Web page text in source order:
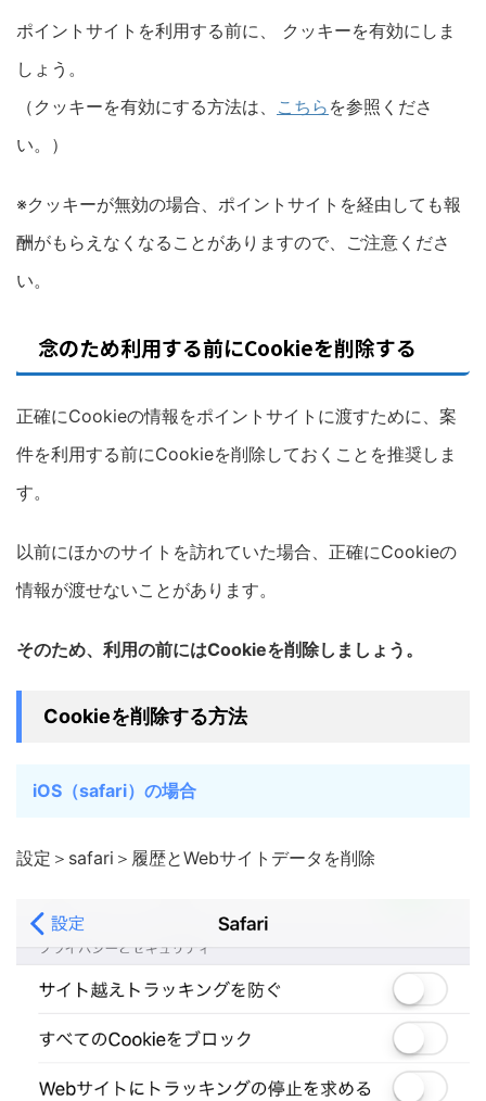
ポイントサイトを利用する前に、 クッキーを有効にしま
しょう。
（クッキーを有効にする方法は、 こちら を参照くださ
い。）
※クッキーが無効の場合、ポイントサイトを経由しても報
酬がもらえなくなることがありますので、ご注意くださ
い。
念のため利用する前にCookieを削除する
正確にCookieの情報をポイントサイトに渡すために、案
件を利用する前にCookieを削除しておくことを推奨しま
す。
以前にほかのサイトを訪れていた場合、正確にCookieの
情報が渡せないことがあります。
そのため、利用の前にはCookieを削除しましょう。
Cookieを削除する方法
iOS（safari）の場合
設定＞safari＞履歴とWebサイトデータを削除